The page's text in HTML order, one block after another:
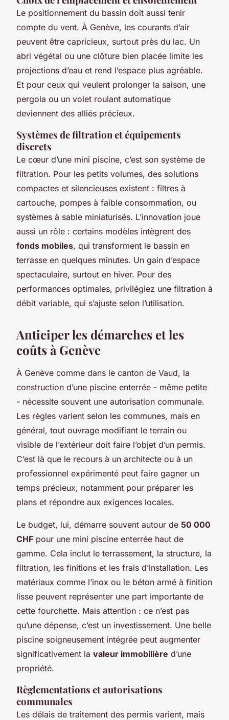
Le positionnement du bassin doit aussi tenir
compte du vent. À Genève, les courants d’air
peuvent être capricieux, surtout près du lac. Un
abri végétal ou une clôture bien placée limite les
projections d’eau et rend l’espace plus agréable.
Et pour ceux qui veulent prolonger la saison, une
pergola ou un volet roulant automatique
deviennent des alliés précieux.
Systèmes de filtration et équipements
discrets
Le cœur d’une mini piscine, c’est son système de
filtration. Pour les petits volumes, des solutions
compactes et silencieuses existent : filtres à
cartouche, pompes à faible consommation, ou
systèmes à sable miniaturisés. L’innovation joue
aussi un rôle : certains modèles intègrent des
fonds mobiles, qui transforment le bassin en
terrasse en quelques minutes. Un gain d’espace
spectaculaire, surtout en hiver. Pour des
performances optimales, privilégiez une filtration à
débit variable, qui s’ajuste selon l’utilisation.
Anticiper les démarches et les
coûts à Genève
À Genève comme dans le canton de Vaud, la
construction d’une piscine enterrée - même petite
- nécessite souvent une autorisation communale.
Les règles varient selon les communes, mais en
général, tout ouvrage modifiant le terrain ou
visible de l’extérieur doit faire l’objet d’un permis.
C’est là que le recours à un architecte ou à un
professionnel expérimenté peut faire gagner un
temps précieux, notamment pour préparer les
plans et répondre aux exigences locales.
Le budget, lui, démarre souvent autour de 50 000
CHF pour une mini piscine enterrée haut de
gamme. Cela inclut le terrassement, la structure, la
filtration, les finitions et les frais d’installation. Les
matériaux comme l’inox ou le béton armé à finition
lisse peuvent représenter une part importante de
cette fourchette. Mais attention : ce n’est pas
qu’une dépense, c’est un investissement. Une belle
piscine soigneusement intégrée peut augmenter
significativement la valeur immobilière d’une
propriété.
Règlementations et autorisations
communales
Les délais de traitement des permis varient, mais